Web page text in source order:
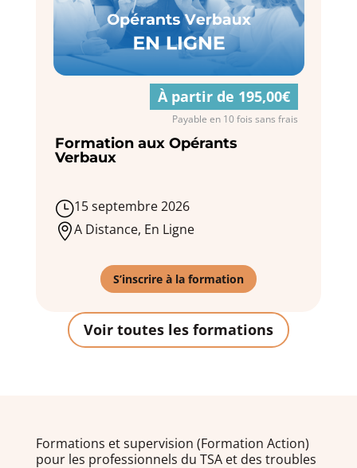
À partir de 195,00€
Payable en 10 fois sans frais
Formation aux Opérants
Verbaux
}15 septembre 2026
A Distance, En Ligne
S’inscrire à la formation
Voir toutes les formations
Formations et supervision (Formation Action)
pour les professionnels du TSA et des troubles